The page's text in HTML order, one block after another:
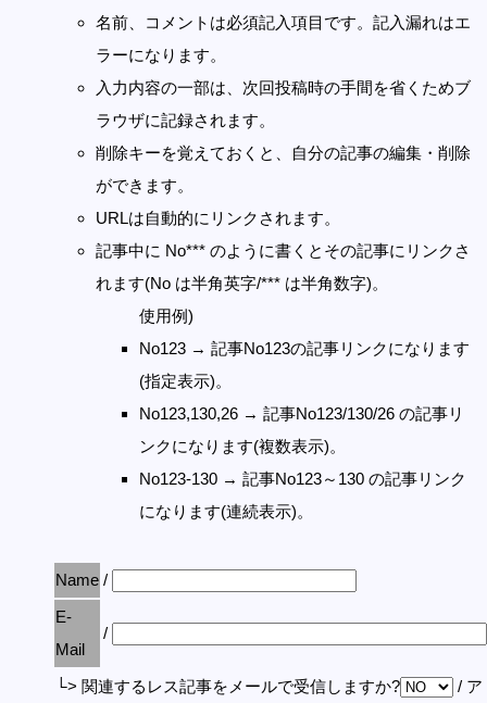
名前、コメントは必須記入項目です。記入漏れはエ
ラーになります。
入力内容の一部は、次回投稿時の手間を省くためブ
ラウザに記録されます。
削除キーを覚えておくと、自分の記事の編集・削除
ができます。
URLは自動的にリンクされます。
記事中に No*** のように書くとその記事にリンクさ
れます(No は半角英字/*** は半角数字)。
使用例)
No123 → 記事No123の記事リンクになります
(指定表示)。
No123,130,26 → 記事No123/130/26 の記事リ
ンクになります(複数表示)。
No123-130 → 記事No123～130 の記事リンク
になります(連続表示)。
Name /
E-
Mail
/
└> 関連するレス記事をメールで受信しますか? / ア